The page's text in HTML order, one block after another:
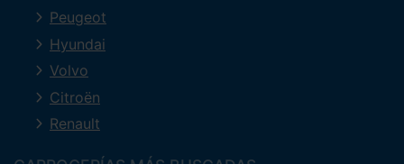
Peugeot
Hyundai
Volvo
Citroën
Renault